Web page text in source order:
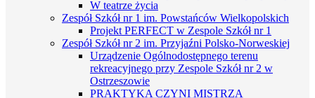
W teatrze życia
Zespół Szkół nr 1 im. Powstańców Wielkopolskich
Projekt PERFECT w Zespole Szkół nr 1
Zespół Szkół nr 2 im. Przyjaźni Polsko-Norweskiej
Urządzenie Ogólnodostępnego terenu
rekreacyjnego przy Zespole Szkół nr 2 w
Ostrzeszowie
PRAKTYKA CZYNI MISTRZA